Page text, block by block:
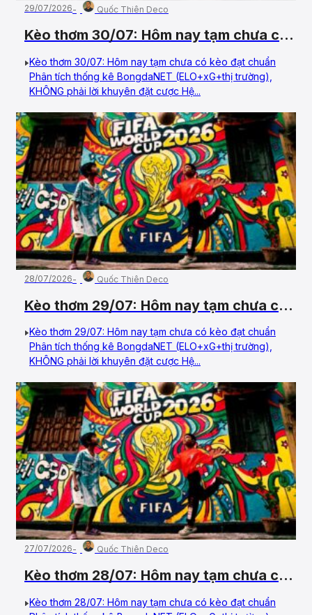
29/07/2026 Quốc Thiên Deco
Kèo thơm 30/07: Hôm nay tạm chưa có
Kèo thơm 30/07: Hôm nay tạm chưa có kèo đạt chuẩn
Phân tích thống kê BongdaNET (ELO+xG+thị trường),
KHÔNG phải lời khuyên đặt cược Hệ...
28/07/2026 Quốc Thiên Deco
Kèo thơm 29/07: Hôm nay tạm chưa có
Kèo thơm 29/07: Hôm nay tạm chưa có kèo đạt chuẩn
Phân tích thống kê BongdaNET (ELO+xG+thị trường),
KHÔNG phải lời khuyên đặt cược Hệ...
27/07/2026 Quốc Thiên Deco
Kèo thơm 28/07: Hôm nay tạm chưa có
Kèo thơm 28/07: Hôm nay tạm chưa có kèo đạt chuẩn